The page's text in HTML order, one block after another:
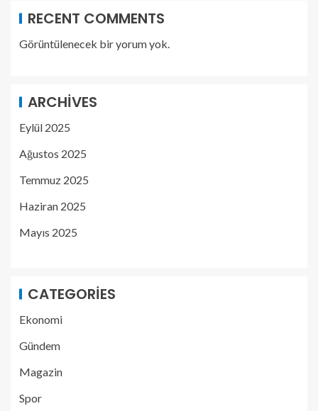
RECENT COMMENTS
Görüntülenecek bir yorum yok.
ARCHIVES
Eylül 2025
Ağustos 2025
Temmuz 2025
Haziran 2025
Mayıs 2025
CATEGORIES
Ekonomi
Gündem
Magazin
Spor